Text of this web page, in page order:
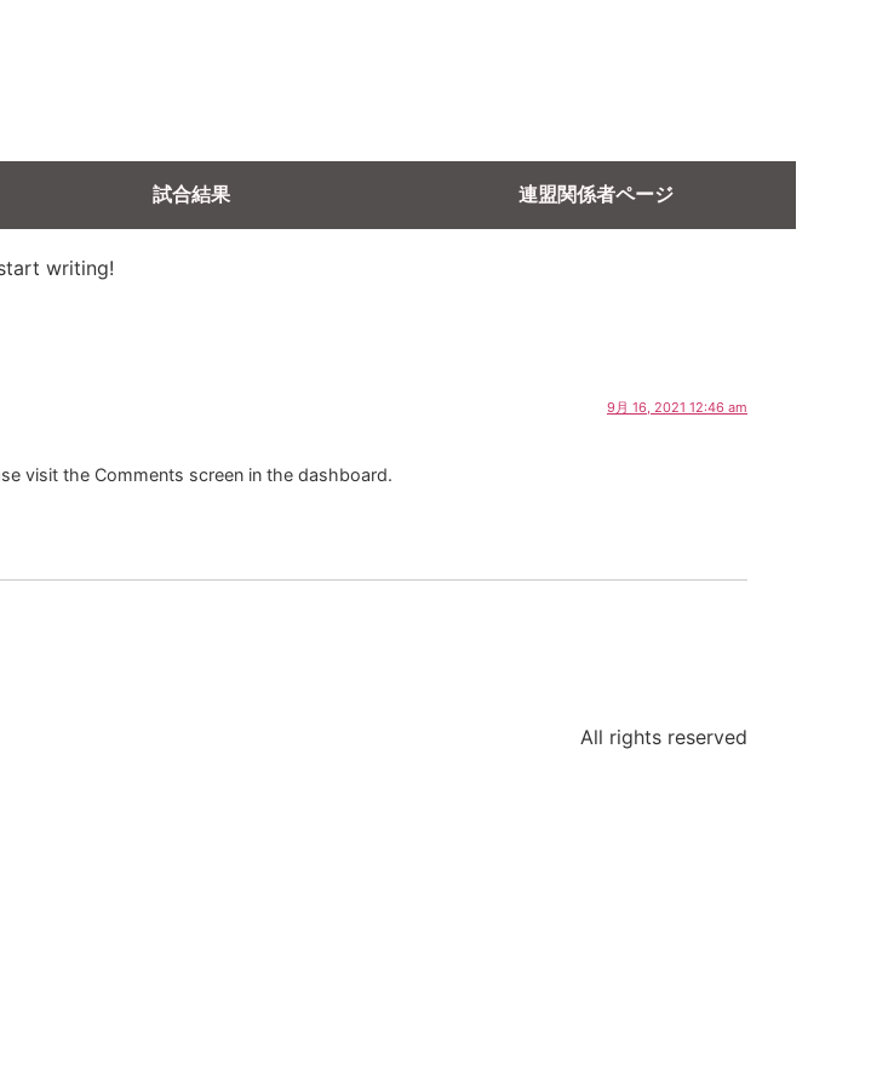
試合結果 連盟関係者ページ
writing!
9月 16, 2021 12:46 am
visit the Comments screen in the dashboard.
All rights reserved